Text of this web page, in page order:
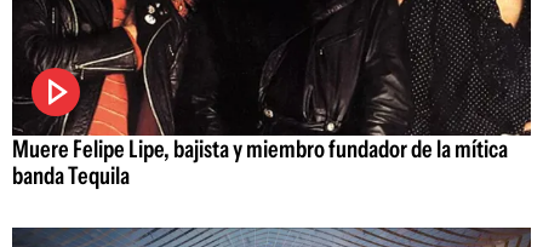
Muere Felipe Lipe, bajista y miembro fundador de la mítica
banda Tequila